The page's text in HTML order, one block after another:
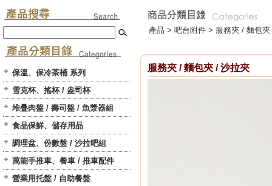
保溫、保冷茶桶 系列
雪克杯、搖杯 / 盎司杯
堆疊肉盤 / 壽司盤 / 魚漿器組
食品保鮮、儲存用品
調理盆、份數盤 / 沙拉吧組
萬能手推車、餐車 / 推車配件
營業用托盤 / 自助餐盤
產品 > 吧台附件 > 服務夾 / 麵包
服務夾 / 麵包夾 / 沙拉夾